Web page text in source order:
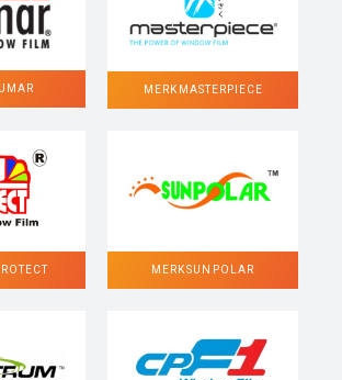
MERK MASTERPIECE
MERK SUN POLAR